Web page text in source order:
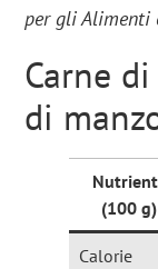
per gli Alimenti
Carne
di
(100 g)
Calorie